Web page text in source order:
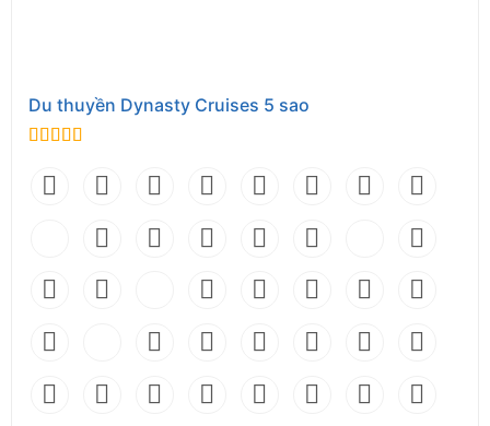
Khu vui chơi trẻ em
Đặc biệt, du thuyền còn có khu vui chơi dành riêng
cho trẻ em, giúp các bé có những phút giây vui
tươi trong khi bố mẹ an tâm tận hưởng hành trình
nghỉ dưỡng. Với hệ thống tiện ích đa dạng và dịch
vụ hoàn hảo, Leona Cruise chính là lựa chọn lý
một chuyến du ngoạn sang trọng và trọn vẹn trên
Lịch trình tour du thuyền Leona Cruise
Du thuyền Dynasty Cruises 5 sao